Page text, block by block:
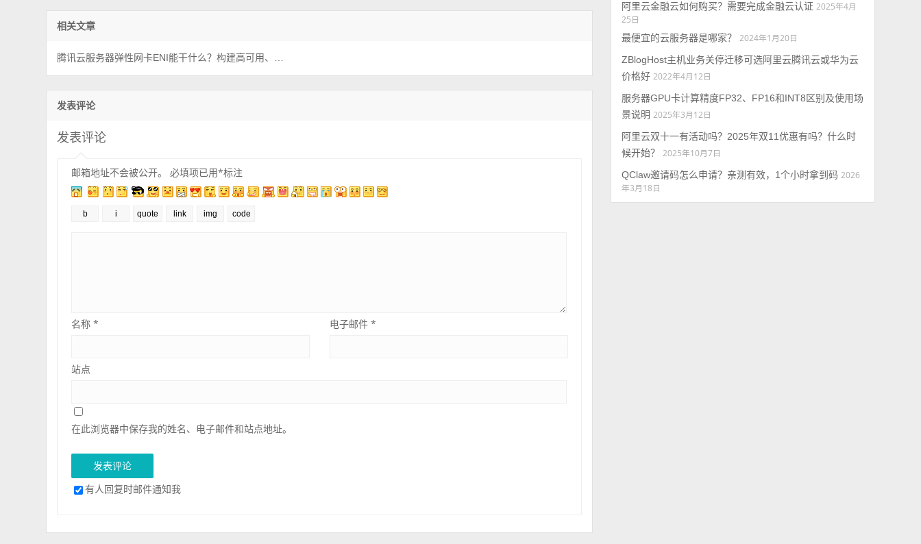
相关文章
发表评论
发表评论
邮箱地址不会被公开。 必填项已用*标注
名称* 电子邮件 *
站点
在此浏览器中保存我的姓名、电子邮件和站点地址。
有人回复时邮件通知我
阿里云金融云如何购买？需要完成金融云认证 2025年4月
25日
最便宜的云服务器是哪家？
2024年1月20日
ZBlogHost主机业务关停迁移可选阿里云腾讯云或华为云
价格好 2022年4月12日
服务器GPU卡计算精度FP32、FP16和INT8区别及使用场
景说明 2025年3月12日
阿里云双十一有活动吗？2025年双11优惠有吗？什么时
候开始？
2025年10月7日
QClaw邀请码怎么申请？亲测有效，1个小时拿到码 2026
年3月18日